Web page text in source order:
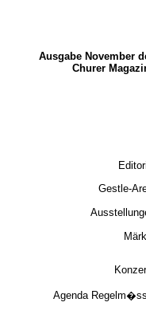
Ausgabe November
Churer
Gestle-
Agenda